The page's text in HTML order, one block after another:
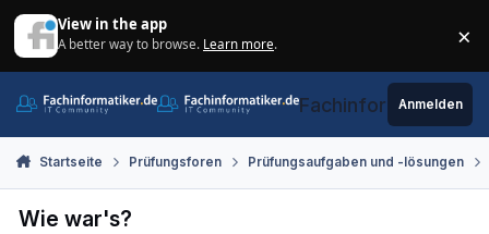
View in the app
A better way to browse. Learn more. ×
Fachinformatiker.de
Anmelden
Startseite Prüfungsforen Prüfungsaufgaben und -lösungen
Wie war's?